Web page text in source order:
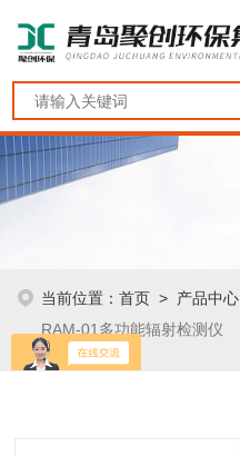
当前位置：首页 > 产品中心
RAM-01多功能辐射检测仪